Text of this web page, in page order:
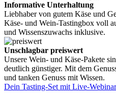
Informative Unterhaltung
Liebhaber von gutem Käse und
Käse- und Wein-Tastingbox voll
und Wissenszuwachs inklusive.
Unschlagbar preiswert
Unsere Wein- und Käse-Pakete
deutlich günstiger. Mit dem
und tanken Genuss mit Wissen.
Dein Tasting-Set mit Live-